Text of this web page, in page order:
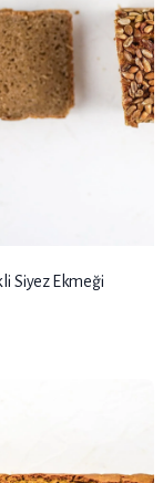
Siyez Ekmeği